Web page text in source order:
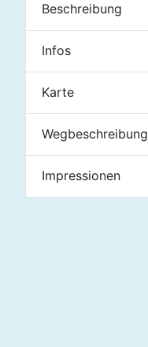
Beschreibung
Infos
Karte
Wegbeschreibung
Impressionen